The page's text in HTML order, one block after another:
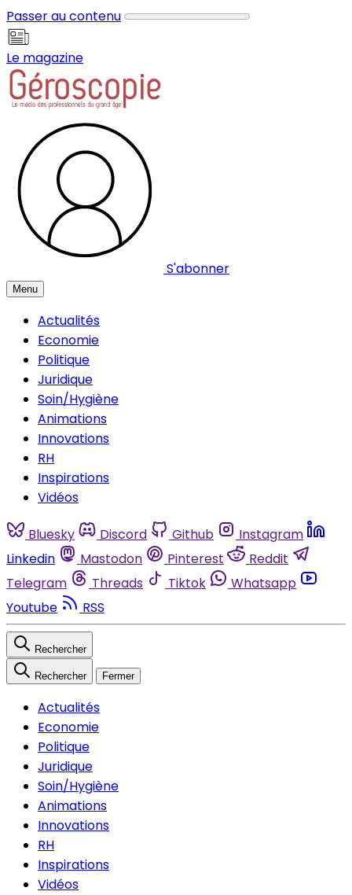
Passer au contenu
Le magazine
S'abonner
Menu
Actualités
Economie
Politique
Juridique
Soin/Hygiène
Animations
Innovations
RH
Inspirations
Vidéos
Bluesky Discord Github
Instagram
Linkedin
Mastodon Pinterest
Reddit
Telegram
Threads Tiktok
Whatsapp
Youtube
RSS
Rechercher
Rechercher Fermer
Actualités
Economie
Politique
Juridique
Soin/Hygiène
Animations
Innovations
RH
Inspirations
Vidéos
Panneau de gestion des cookies